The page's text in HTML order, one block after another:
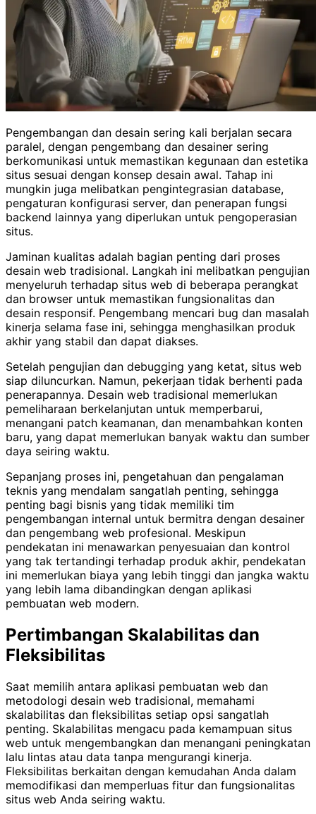
Pengembangan dan desain sering kali berjalan secara
paralel, dengan pengembang dan desainer sering
berkomunikasi untuk memastikan kegunaan dan estetika
situs sesuai dengan konsep desain awal. Tahap ini
mungkin juga melibatkan pengintegrasian database,
pengaturan konfigurasi server, dan penerapan fungsi
backend lainnya yang diperlukan untuk pengoperasian
situs.
Jaminan kualitas adalah bagian penting dari proses
desain web tradisional. Langkah ini melibatkan pengujian
menyeluruh terhadap situs web di beberapa perangkat
dan browser untuk memastikan fungsionalitas dan
desain responsif. Pengembang mencari bug dan masalah
kinerja selama fase ini, sehingga menghasilkan produk
akhir yang stabil dan dapat diakses.
Setelah pengujian dan debugging yang ketat, situs web
siap diluncurkan. Namun, pekerjaan tidak berhenti pada
penerapannya. Desain web tradisional memerlukan
pemeliharaan berkelanjutan untuk memperbarui,
menangani patch keamanan, dan menambahkan konten
baru, yang dapat memerlukan banyak waktu dan sumber
daya seiring waktu.
Sepanjang proses ini, pengetahuan dan pengalaman
teknis yang mendalam sangatlah penting, sehingga
penting bagi bisnis yang tidak memiliki tim
pengembangan internal untuk bermitra dengan desainer
dan pengembang web profesional. Meskipun
pendekatan ini menawarkan penyesuaian dan kontrol
yang tak tertandingi terhadap produk akhir, pendekatan
ini memerlukan biaya yang lebih tinggi dan jangka waktu
yang lebih lama dibandingkan dengan aplikasi
pembuatan web modern.
Pertimbangan Skalabilitas dan
Fleksibilitas
Saat memilih antara aplikasi pembuatan web dan
metodologi desain web tradisional, memahami
skalabilitas dan fleksibilitas setiap opsi sangatlah
penting. Skalabilitas mengacu pada kemampuan situs
web untuk mengembangkan dan menangani peningkatan
lalu lintas atau data tanpa mengurangi kinerja.
Fleksibilitas berkaitan dengan kemudahan Anda dalam
memodifikasi dan memperluas fitur dan fungsionalitas
situs web Anda seiring waktu.